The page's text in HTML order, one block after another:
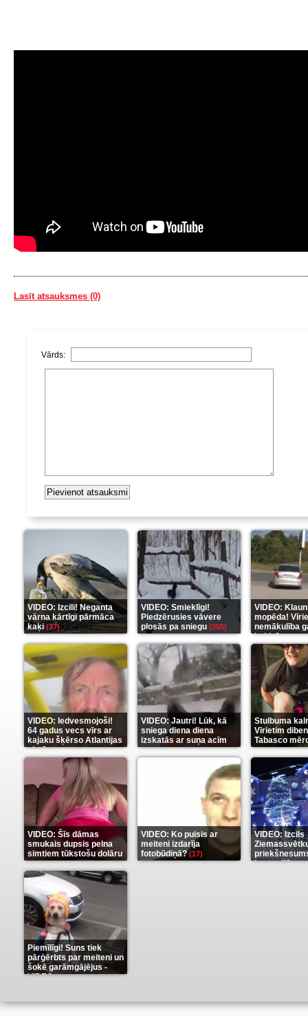
Lasīt atsauksmes (0)
Vārds:
VIDEO: Izcili! Neganta
vārna kārtīgi pārmāca
kaķi(37)
VIDEO: Smieklīgi!
Piedzērusies vāvere
plosās pa sniegu (255)
VIDEO:
mopēda!
nemākulība
beidzās ar
(289)
VIDEO: Iedvesmojoši!
64 gadus vecs vīrs ar
kajaku šķērso Atlantijas
okeānu(5)
VIDEO: Jautri! Lūk, kā
sniega diena diena
izskatās ar suņa acīm
(6)
Stulbuma
Vīrietim
Tabasco
(7)
VIDEO: Šīs dāmas
smukais dupsis pelna
simtiem tūkstošu dolāru
(9)
VIDEO: Ko puisis ar
meiteni izdarīja
fotobūdiņā?(17)
VIDEO: Izcils
karu stilā(7)
Piemīlīgi! Suns tiek
pārģērbts par meiteni un
šokē garāmgājējus -
VIDEO(8)